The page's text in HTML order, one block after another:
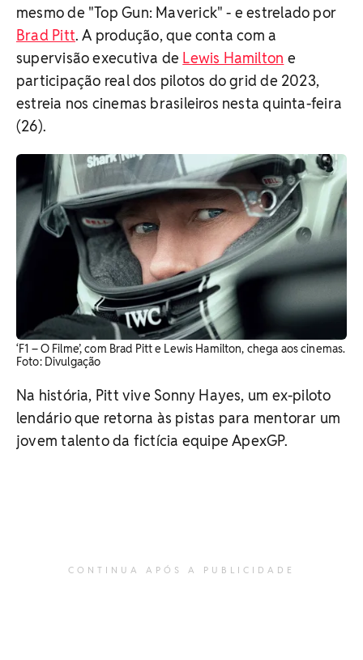
mesmo de "Top Gun: Maverick" - e estrelado por
Brad Pitt. A produção, que conta com a
supervisão executiva de Lewis Hamilton e
participação real dos pilotos do grid de 2023,
estreia nos cinemas brasileiros nesta quinta-feira
(26).
‘F1 – O Filme’, com Brad Pitt e Lewis Hamilton, chega aos cinemas.
​Foto: Divulgação
Na história, Pitt vive Sonny Hayes, um ex-piloto
lendário que retorna às pistas para mentorar um
jovem talento da fictícia equipe ApexGP.
CONTINUA APÓS A PUBLICIDADE